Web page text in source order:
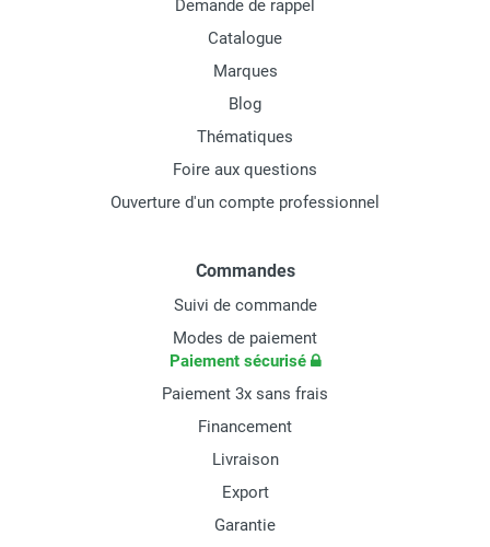
Demande de rappel
Catalogue
Marques
Blog
Thématiques
Foire aux questions
Ouverture d'un compte professionnel
Commandes
Suivi de commande
Modes de paiement
Paiement sécurisé
Paiement 3x sans frais
Financement
Livraison
Export
Garantie